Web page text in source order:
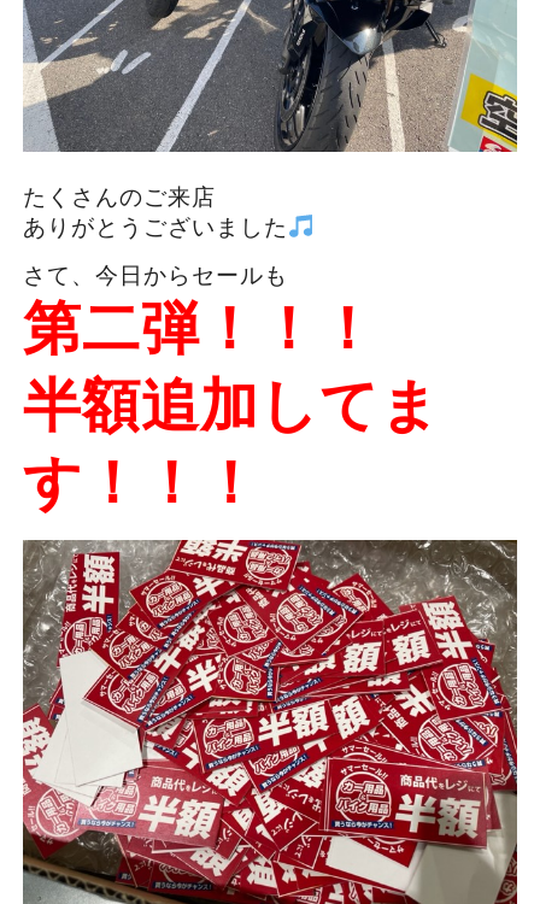
たくさんのご来店
ありがとうございました
さて、今日からセールも
第二弾！！！
半額追加してま
す！！！